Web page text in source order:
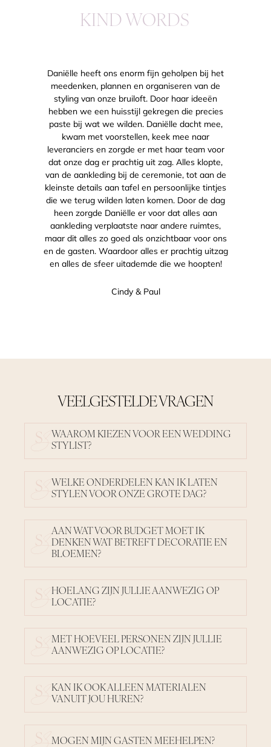
KIND WORDS
Daniëlle heeft ons enorm fijn geholpen bij het
meedenken, plannen en organiseren van de
styling van onze bruiloft. Door haar ideeën
hebben we een huisstijl gekregen die precies
paste bij wat we wilden. Daniëlle dacht mee,
kwam met voorstellen, keek mee naar
leveranciers en zorgde er met haar team voor
dat onze dag er prachtig uit zag. Alles klopte,
van de aankleding bij de ceremonie, tot aan de
kleinste details aan tafel en persoonlijke tintjes
die we terug wilden laten komen. Door de dag
heen zorgde Daniëlle er voor dat alles aan
aankleding verplaatste naar andere ruimtes,
maar dit alles zo goed als onzichtbaar voor ons
en de gasten. Waardoor alles er prachtig uitzag
en alles de sfeer uitademde die we hoopten!
Cindy & Paul
VEELGESTELDE VRAGEN
WAAROM KIEZEN VOOR EEN WEDDING
STYLIST?
WELKE ONDERDELEN KAN IK LATEN
STYLEN VOOR ONZE GROTE DAG?
AAN WAT VOOR BUDGET MOET IK
DENKEN WAT BETREFT DECORATIE EN
BLOEMEN?
HOELANG ZIJN JULLIE AANWEZIG OP
LOCATIE?
MET HOEVEEL PERSONEN ZIJN JULLIE
AANWEZIG OP LOCATIE?
KAN IK OOK ALLEEN MATERIALEN
VANUIT JOU HUREN?
MOGEN MIJN GASTEN MEEHELPEN?